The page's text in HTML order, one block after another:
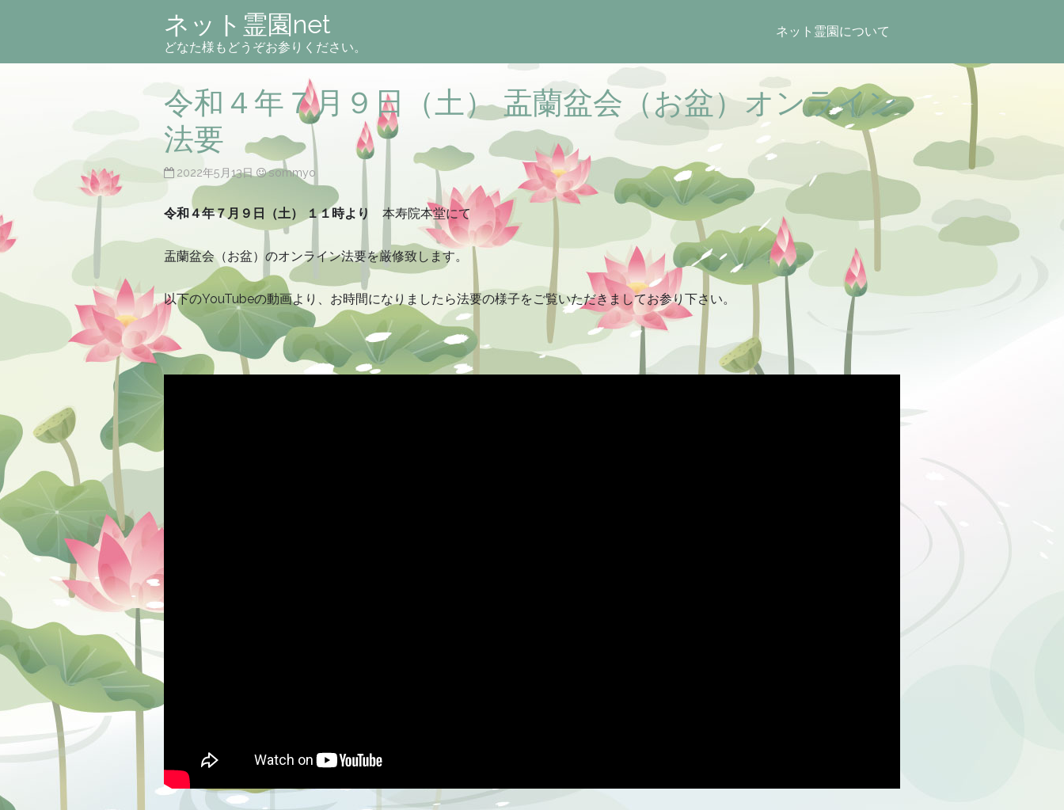
ネット霊園net
どなた様もどうぞお参りください。
ネット霊園について
令和４年７月９日（土） 盂蘭盆会（お盆）オンライン
法要
2022年5月13日 sommyo
令和４年７月９日（土） １１時より 本寿院本堂にて
盂蘭盆会（お盆）のオンライン法要を厳修致します。
以下のYouTubeの動画より、お時間になりましたら法要の様子をご覧いただきましてお参り下さい。